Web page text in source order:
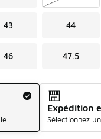
43 44
46 47.5
Expédition
Sélectionnez